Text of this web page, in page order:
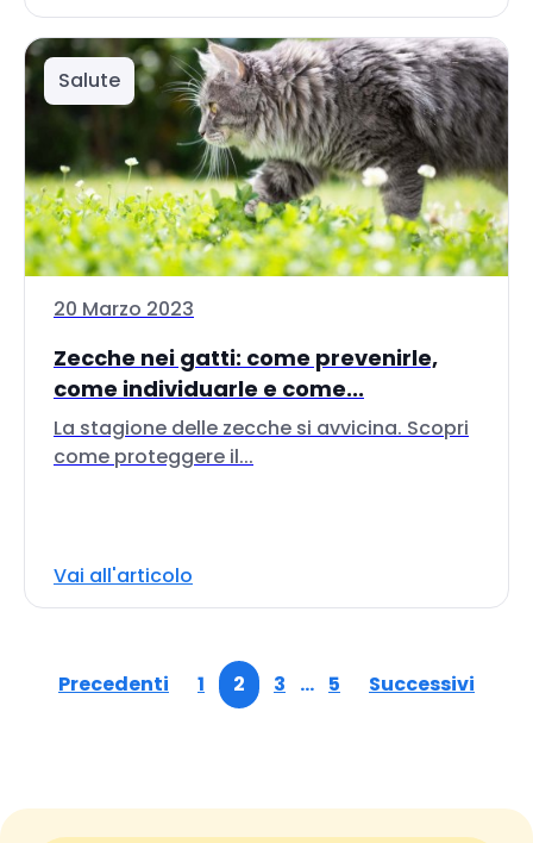
Salute
20 Marzo 2023
Zecche nei gatti: come prevenirle,
come individuarle e come...
La stagione delle zecche si avvicina. Scopri
come proteggere il...
Vai all'articolo
Precedenti 1 2 3 … 5 Successivi